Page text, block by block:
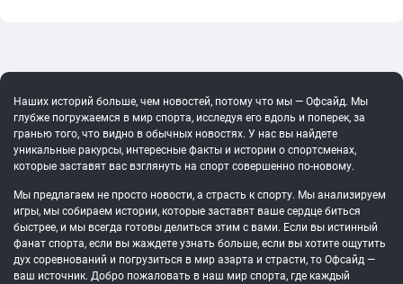
Наших историй больше, чем новостей, потому что мы — Офсайд. Мы
глубже погружаемся в мир спорта, исследуя его вдоль и поперек, за
гранью того, что видно в обычных новостях. У нас вы найдете
уникальные ракурсы, интересные факты и истории о спортсменах,
которые заставят вас взглянуть на спорт совершенно по-новому.
Мы предлагаем не просто новости, а страсть к спорту. Мы анализируем
игры, мы собираем истории, которые заставят ваше сердце биться
быстрее, и мы всегда готовы делиться этим с вами. Если вы истинный
фанат спорта, если вы жаждете узнать больше, если вы хотите ощутить
дух соревнований и погрузиться в мир азарта и страсти, то Офсайд —
ваш источник. Добро пожаловать в наш мир спорта, где каждый